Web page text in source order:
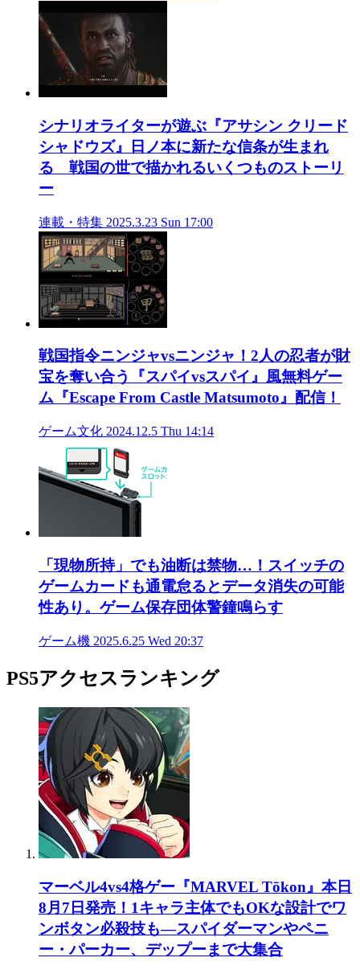
シナリオライターが遊ぶ『アサシン クリード
シャドウズ』日ノ本に新たな信条が生まれ
る 戦国の世で描かれるいくつものストーリ
ー
連載・特集 2025.3.23 Sun 17:00
戦国指令ニンジャvsニンジャ！2人の忍者が財
宝を奪い合う『スパイvsスパイ』風無料ゲー
ム『Escape From Castle Matsumoto』配信！
ゲーム文化 2024.12.5 Thu 14:14
「現物所持」でも油断は禁物…！スイッチの
ゲームカードも通電怠るとデータ消失の可能
性あり。ゲーム保存団体警鐘鳴らす
ゲーム機 2025.6.25 Wed 20:37
PS5アクセスランキング
マーベル4vs4格ゲー『MARVEL Tōkon』本日
8月7日発売！1キャラ主体でもOKな設計でワ
ンボタン必殺技も―スパイダーマンやペニ
ー・パーカー、デップーまで大集合